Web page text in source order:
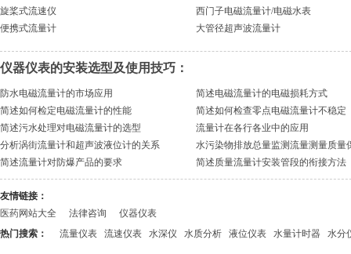
旋桨式流速仪
西门子电磁流量计/电磁水表
便携式流量计
大管径超声波流量计
仪器仪表的安装选型及使用技巧：
防水电磁流量计的市场应用
简述电磁流量计的电磁损耗方式
简述如何检定电磁流量计的性能
简述如何检查零点电磁流量计不稳定
简述污水处理对电磁流量计的选型
流量计在各行各业中的应用
分析涡街流量计和超声波液位计的关系
水污染物排放总量监测流量测量质量
简述流量计对防爆产品的要求
简述质量流量计安装管段的衔接方法
友情链接：
医药网站大全
法律咨询
仪器仪表
热门搜索：
流量仪表 流速仪表 水深仪 水质分析 液位仪表 水量计时器 水分